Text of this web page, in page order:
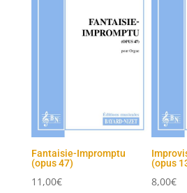
Fantaisie-Impromptu
(opus 47)
11,00€
(opus
8,00€